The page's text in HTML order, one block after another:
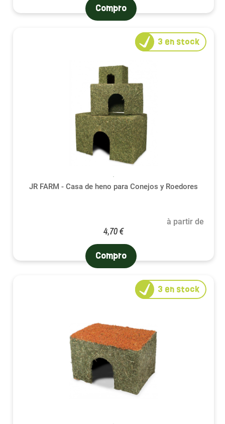
Compro
JR FARM - Casa de heno para Conejos y Roedores
à partir de
4,70 €
3 en stock
Compro
3 en stock